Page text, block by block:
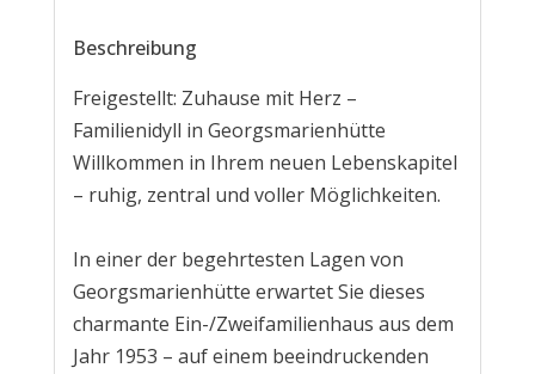
Beschreibung
Freigestellt: Zuhause mit Herz –
Familienidyll in Georgsmarienhütte
Willkommen in Ihrem neuen Lebenskapitel
– ruhig, zentral und voller Möglichkeiten.
In einer der begehrtesten Lagen von
Georgsmarienhütte erwartet Sie dieses
charmante Ein-/Zweifamilienhaus aus dem
Jahr 1953 – auf einem beeindruckenden